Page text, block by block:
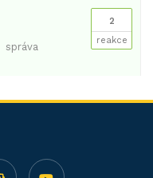
2
reakce
správa